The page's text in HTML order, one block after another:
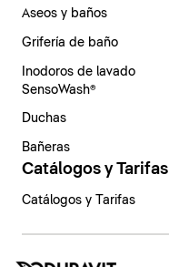
Aseos y baños
Grifería de baño
Inodoros de lavado
SensoWash®
Duchas
Bañeras
Catálogos y Tarifas
Catálogos y Tarifas